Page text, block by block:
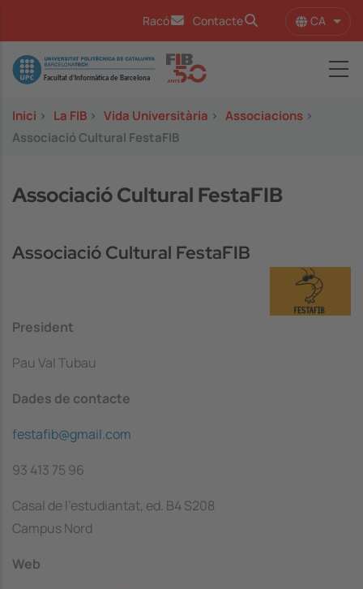
Racó Contacte CA
Image
Inici > La FIB > Vida Universitària > Associacions >
Associació Cultural FestaFIB
Associació Cultural FestaFIB
Associació Cultural FestaFIB
President
Pau Val Tubau
Dades de contacte
festafib@gmail.com
93 413 75 96
Casal de l'estudiantat, ed. B4 S208
Campus Nord
Web